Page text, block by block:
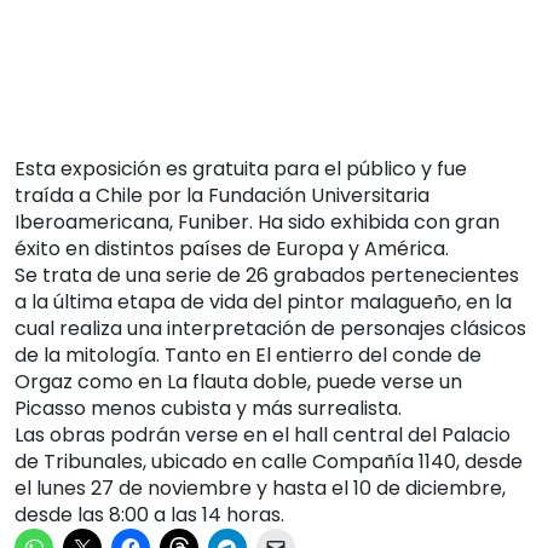
Esta exposición es gratuita para el público y fue
traída a Chile por la Fundación Universitaria
Iberoamericana, Funiber. Ha sido exhibida con gran
éxito en distintos países de Europa y América.
Se trata de una serie de 26 grabados pertenecientes
a la última etapa de vida del pintor malagueño, en la
cual realiza una interpretación de personajes clásicos
de la mitología. Tanto en El entierro del conde de
Orgaz como en La flauta doble, puede verse un
Picasso menos cubista y más surrealista.
Las obras podrán verse en el hall central del Palacio
de Tribunales, ubicado en calle Compañía 1140, desde
el lunes 27 de noviembre y hasta el 10 de diciembre,
desde las 8:00 a las 14 horas.